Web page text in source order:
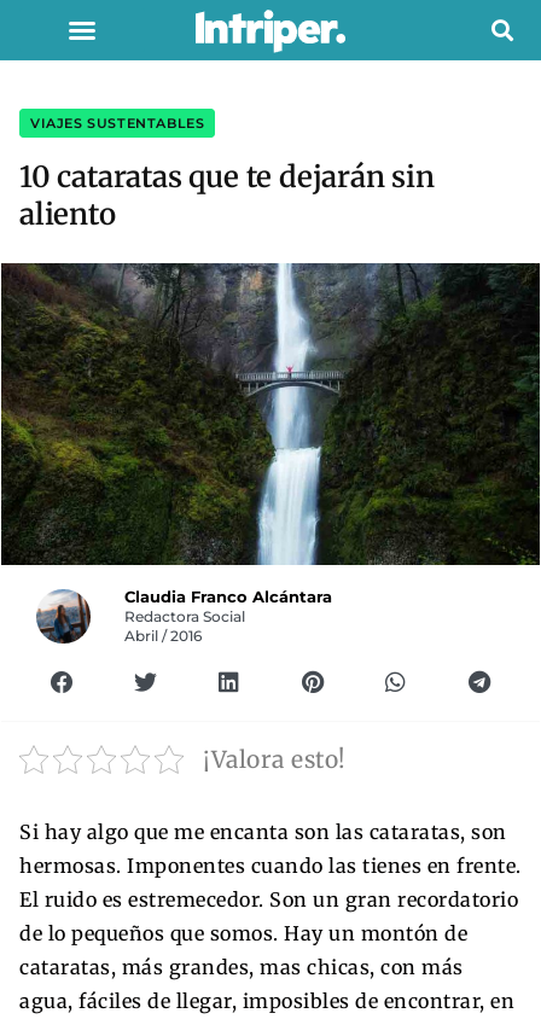
VIAJES SUSTENTABLES
10 cataratas que te dejarán sin
aliento
Claudia Franco Alcántara
Redactora Social
Abril / 2016
¡Valora esto!
Si hay algo que me encanta son las cataratas, son
hermosas. Imponentes cuando las tienes en frente.
El ruido es estremecedor. Son un gran recordatorio
de lo pequeños que somos. Hay un montón de
cataratas, más grandes, mas chicas, con más
agua, fáciles de llegar, imposibles de encontrar, en